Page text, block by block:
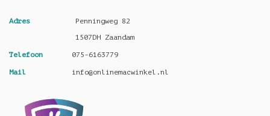
Adres
Penningweg 82
1507DH Zaandam
Telefoon 075-6163779
Mail info@onlinemacwinkel.nl